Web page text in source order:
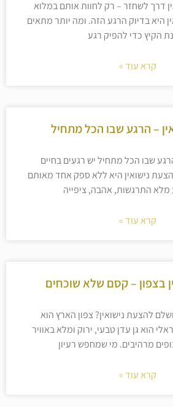
דרך לשחזר – רק לחוות אותם במלוא
היא בדיוק הרגע הזה. ומה יותר מתאים
הקיץ כדי להפיק רגע
קרא עוד »
– הרגע שבו הכל מתחיל
שבו הכל מתחיל יש רגעים בחיים
נישואין היא ללא ספק אחד מאותם
מלא התרגשות, אהבה, ציפייה
קרא עוד »
בצפון – קסם שלא שוכחים
להצעת נישואין? צפון הארץ הוא
הוא גן עדן טבעי, ירוק ומלא באוויר
מרהיבים. מי שמחפש רעיון
קרא עוד »